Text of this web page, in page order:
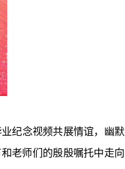
纪念视频共展情谊，幽默
老师们的殷殷嘱托中走向